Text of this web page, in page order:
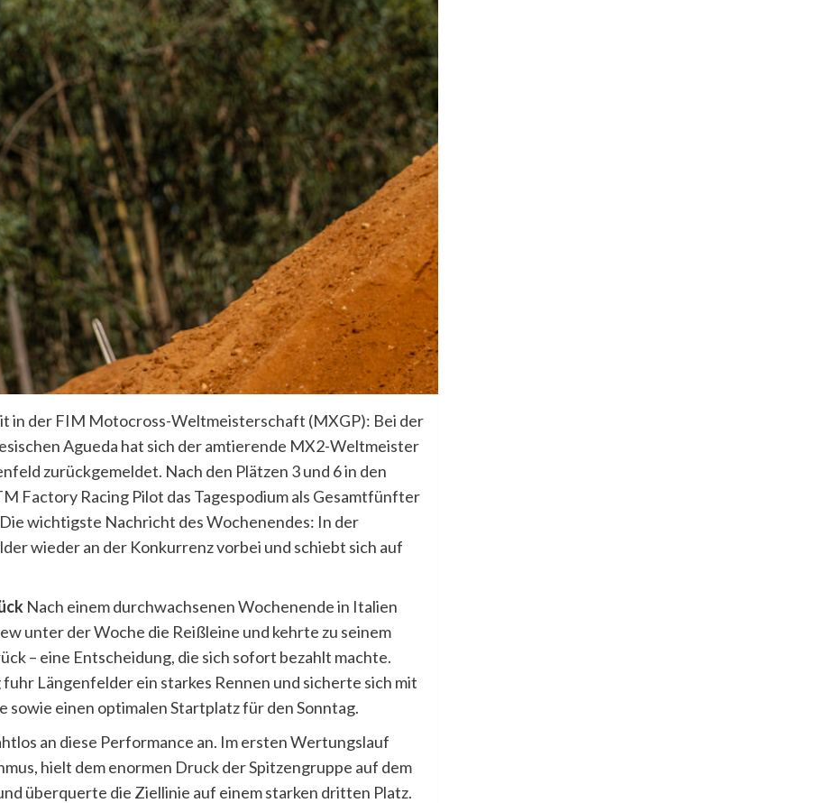
in der FIM Motocross-Weltmeisterschaft (MXGP): Bei der
Agueda hat sich der amtierende MX2-Weltmeister
zurückgemeldet. Nach den Plätzen 3 und 6 in den
Factory Racing Pilot das Tagespodium als Gesamtfünfter
wichtigste Nachricht des Wochenendes: In der
wieder an der Konkurrenz vorbei und schiebt sich auf
Nach einem durchwachsenen Wochenende in Italien
unter der Woche die Reißleine und kehrte zu seinem
– eine Entscheidung, die sich sofort bezahlt machte.
Längenfelder ein starkes Rennen und sicherte sich mit
einen optimalen Startplatz für den Sonntag.
an diese Performance an. Im ersten Wertungslauf
hielt dem enormen Druck der Spitzengruppe auf dem
überquerte die Ziellinie auf einem starken dritten Platz.